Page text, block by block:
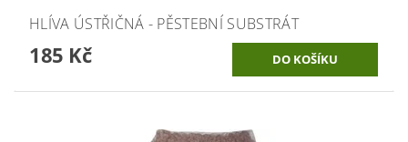
HLÍVA ÚSTŘIČNÁ - PĚSTEBNÍ SUBSTRÁT
185 Kč